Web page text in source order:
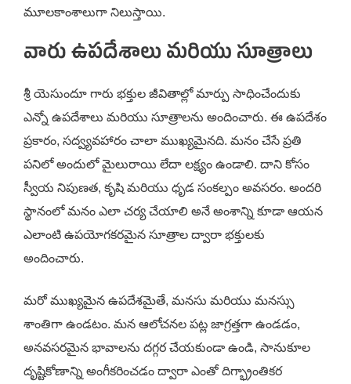
మూలకాంశాలుగా నిలుస్తాయి.
వారు ఉపదేశాలు మరియు సూత్రాలు
శ్రీ యెసుందూ గారు భక్తుల జీవితాల్లో మార్పు సాధించేందుకు
ఎన్నో ఉపదేశాలు మరియు సూత్రాలను అందించారు. ఈ ఉపదేశం
ప్రకారం, సద్వ్యవహారం చాలా ముఖ్యమైనది. మనం చేసే ప్రతి
పనిలో అందులో మైలురాయి లేదా లక్ష్యం ఉండాలి. దాని కోసం
స్వీయ నిపుణత, కృషి మరియు ధృడ సంకల్పం అవసరం. అందరి
స్థానంలో మనం ఎలా చర్య చేయాలి అనే అంశాన్ని కూడా ఆయన
ఎలాంటి ఉపయోగకరమైన సూత్రాల ద్వారా భక్తులకు
అందించారు.
మరో ముఖ్యమైన ఉపదేశమైతే, మనసు మరియు మనస్సు
శాంతిగా ఉండటం. మన ఆలోచనల పట్ల జాగ్రత్తగా ఉండడం,
అనవసరమైన భావాలను దగ్గర చేయకుండా ఉండి, సానుకూల
దృష్టికోణాన్ని అంగీకరించడం ద్వారా ఎంతో దిగ్భ్రాంతికర